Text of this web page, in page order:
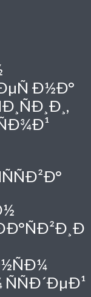
Ð½Ð°